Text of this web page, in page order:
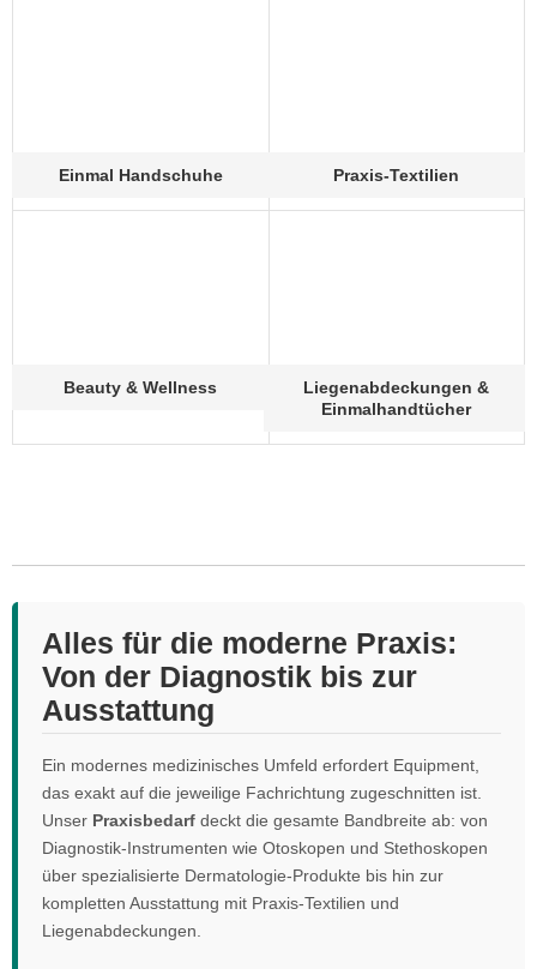
Einmal Handschuhe Praxis-Textilien
Beauty & Wellness
Liegenabdeckungen &
Einmalhandtücher
Alles für die moderne Praxis:
Von der Diagnostik bis zur
Ausstattung
Ein modernes medizinisches Umfeld erfordert Equipment,
das exakt auf die jeweilige Fachrichtung zugeschnitten ist.
Unser Praxisbedarf deckt die gesamte Bandbreite ab: von
Diagnostik-Instrumenten wie Otoskopen und Stethoskopen
über spezialisierte Dermatologie-Produkte bis hin zur
kompletten Ausstattung mit Praxis-Textilien und
Liegenabdeckungen.